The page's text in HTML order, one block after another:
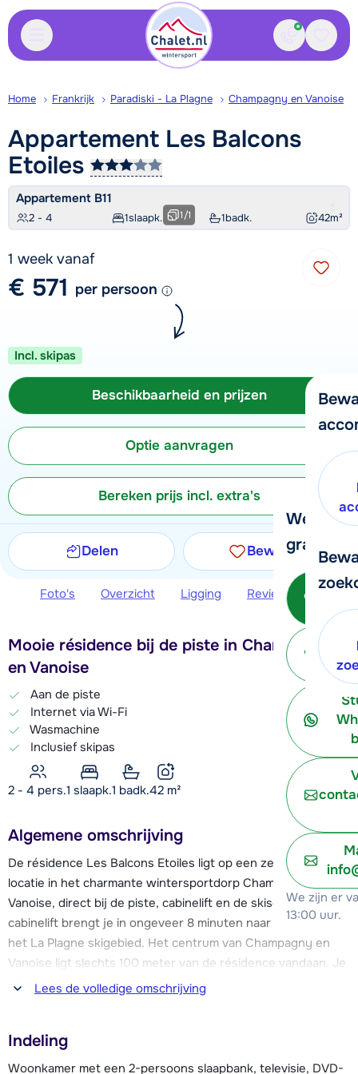
Contact
We
graag
Bel
-
We zijn er
13:00 uur.
Home Frankrijk Paradiski - La Plagne Champagny en Vanoise
Appartement Les Balcons
Etoiles
Appartement B11
2 - 4 1slaapk. 1badk. 42m²
1/1
1 week vanaf
€ 571 per persoon
Incl. skipas
Beschikbaarheid en prijzen
Optie aanvragen
Bereken prijs incl. extra's
Delen Bewaren
Foto's Overzicht Ligging Reviews
Mooie résidence bij de piste in Champagny
en Vanoise
Aan de piste
Internet via Wi-Fi
Wasmachine
Inclusief skipas
2 - 4 pers.1 slaapk.1 badk.42 m²
Algemene omschrijving
De résidence Les Balcons Etoiles ligt op een zeer gunstige
locatie in het charmante wintersportdorp Champagny en
Vanoise, direct bij de piste, cabinelift en de skischool. De
cabinelift brengt je in ongeveer 8 minuten naar de pistes van
het La Plagne skigebied. Het centrum van Champagny en
Vanoise ligt slechts 100 meter van de résidence vandaan. Je
vindt hier o.a. een supermarkt, diverse (sport)winkels,
Les Balcons Etoiles beschikt over comfortabele
appartementen voor 4 tot 10 personen, verdeeld over twee
Lees de volledige omschrijving
Indeling
Woonkamer met een 2-persoons slaapbank, televisie, DVD-